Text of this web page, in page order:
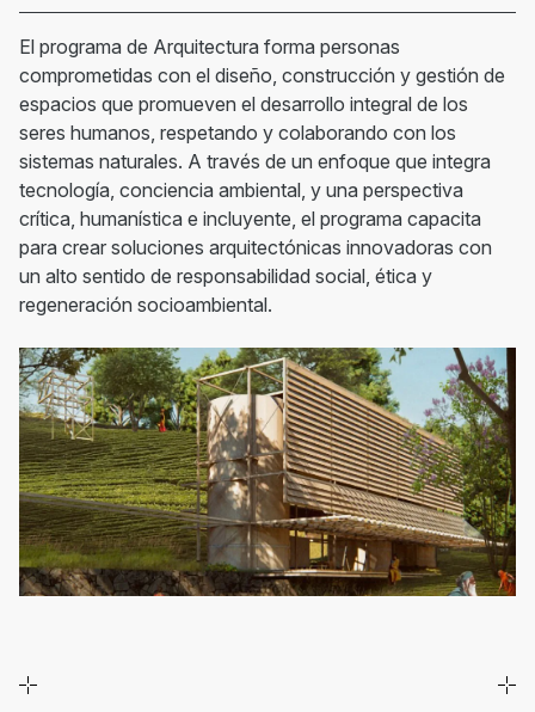
El programa de Arquitectura forma personas
comprometidas con el diseño, construcción y gestión de
espacios que promueven el desarrollo integral de los
seres humanos, respetando y colaborando con los
sistemas naturales. A través de un enfoque que integra
tecnología, conciencia ambiental, y una perspectiva
crítica, humanística e incluyente, el programa capacita
para crear soluciones arquitectónicas innovadoras con
un alto sentido de responsabilidad social, ética y
regeneración socioambiental.